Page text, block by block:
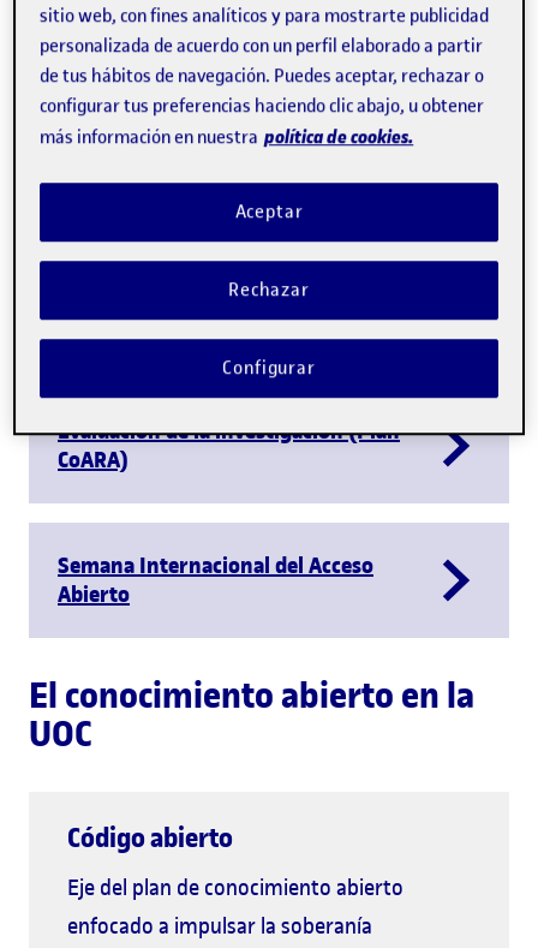
Publicaciones en abierto
Datos FAIR
Evaluación de la investigación (Plan
CoARA)
Semana Internacional del Acceso
Abierto
El conocimiento abierto en la
UOC
Código abierto
Eje del plan de conocimiento abierto
enfocado a impulsar la soberanía
sitio web, con fines analíticos y para mostrarte publicidad
personalizada de acuerdo con un perfil elaborado a partir
de tus hábitos de navegación. Puedes aceptar, rechazar o
configurar tus preferencias haciendo clic abajo, u obtener
más información en nuestra política de cookies.
Rechazar
Aceptar
Configurar